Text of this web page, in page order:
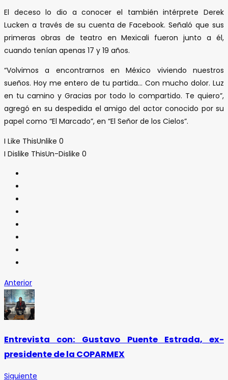
El deceso lo dio a conocer el también intérprete Derek
Lucken a través de su cuenta de Facebook. Señaló que sus
primeras obras de teatro en Mexicali fueron junto a él,
cuando tenían apenas 17 y 19 años.
“Volvimos a encontrarnos en México viviendo nuestros
sueños. Hoy me entero de tu partida… Con mucho dolor. Luz
en tu camino y Gracias por todo lo compartido. Te quiero”,
agregó en su despedida el amigo del actor conocido por su
papel como “El Marcado”, en “El Señor de los Cielos”.
I Like ThisUnlike 0
I Dislike ThisUn-Dislike 0
Anterior
Entrevista con: Gustavo Puente Estrada, ex-
presidente de la COPARMEX
Siguiente